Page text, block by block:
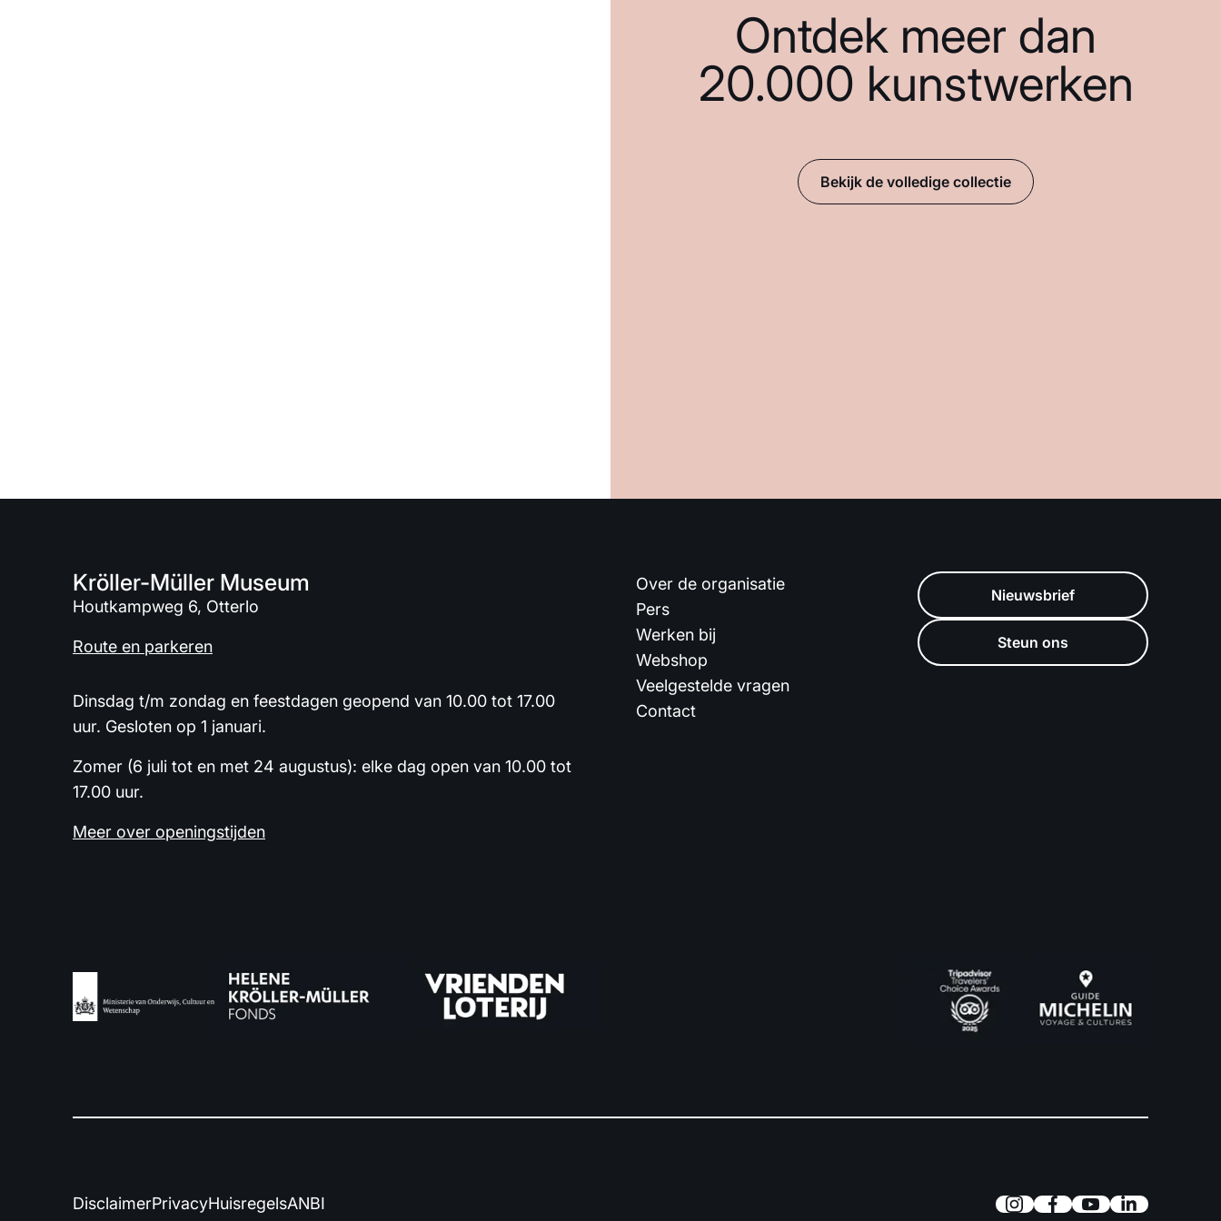
Ontdek meer dan
20.000 kunstwerken
Bekijk de volledige collectie
Kröller-Müller Museum
Houtkampweg 6, Otterlo
Route en parkeren
Dinsdag t/m zondag en feestdagen geopend van 10.00 tot 17.00
uur. Gesloten op 1 januari.
Zomer (6 juli tot en met 24 augustus): elke dag open van 10.00 tot
17.00 uur.
Meer over openingstijden
Over de organisatie
Pers
Werken bij
Webshop
Veelgestelde vragen
Contact
Nieuwsbrief
Steun ons
DisclaimerPrivacyHuisregelsANBI